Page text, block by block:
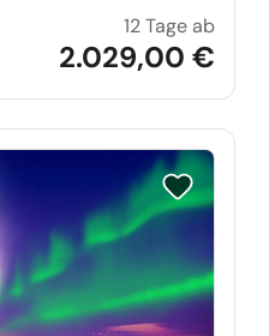
12 Tage ab
2.029,00 €
Reise auf